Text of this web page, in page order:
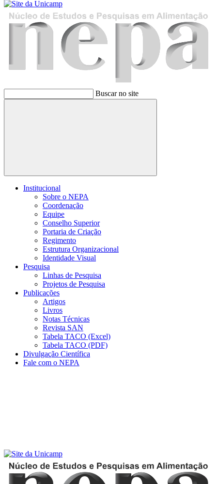
Buscar no site
Buscar
Institucional
Sobre o NEPA
Coordenação
Equipe
Conselho Superior
Portaria de Criação
Regimento
Estrutura Organizacional
Identidade Visual
Pesquisa
Linhas de Pesquisa
Projetos de Pesquisa
Publicações
Artigos
Livros
Notas Técnicas
Revista SAN
Tabela TACO (Excel)
Tabela TACO (PDF)
Divulgação Científica
Fale com o NEPA